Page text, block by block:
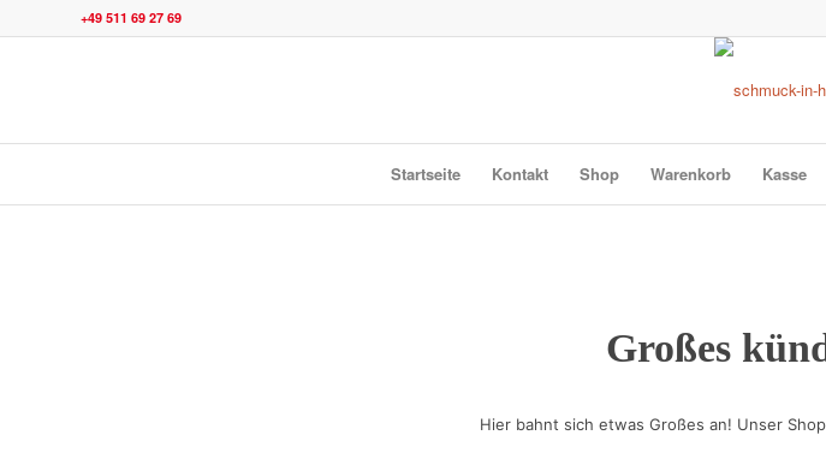
+49 511 69 27 69
Startseite Kontakt Shop Warenkorb Kasse
Großes
Hier bahnt sich etwas Großes an! Unser